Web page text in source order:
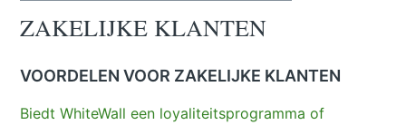
ZAKELIJKE KLANTEN
VOORDELEN VOOR ZAKELIJKE KLANTEN
Biedt WhiteWall een loyaliteitsprogramma of